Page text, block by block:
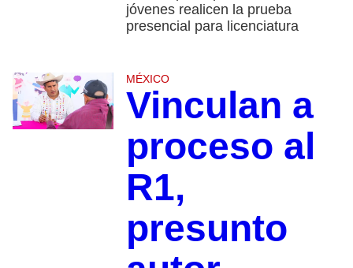
jóvenes realicen la prueba
presencial para licenciatura
MÉXICO
Vinculan a
proceso al
R1,
presunto